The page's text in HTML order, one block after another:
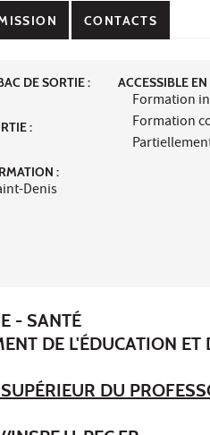
CONTACTS
DE SORTIE :
:
:
Denis
ACCESSIBLE EN
Formation
Formation
- SANTÉ
DE L'ÉDUCATION ET
DU